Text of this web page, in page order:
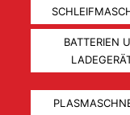
BATTERIEN